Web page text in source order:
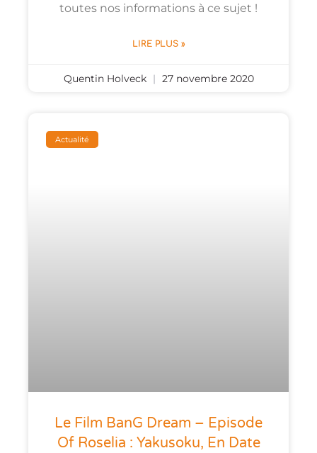
toutes nos informations à ce sujet !
LIRE PLUS »
Quentin Holveck 27 novembre 2020
Actualité
Le Film BanG Dream – Episode
Of Roselia : Yakusoku, En Date